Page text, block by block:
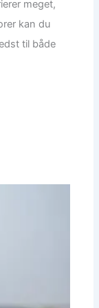
meget,
kan du
til både